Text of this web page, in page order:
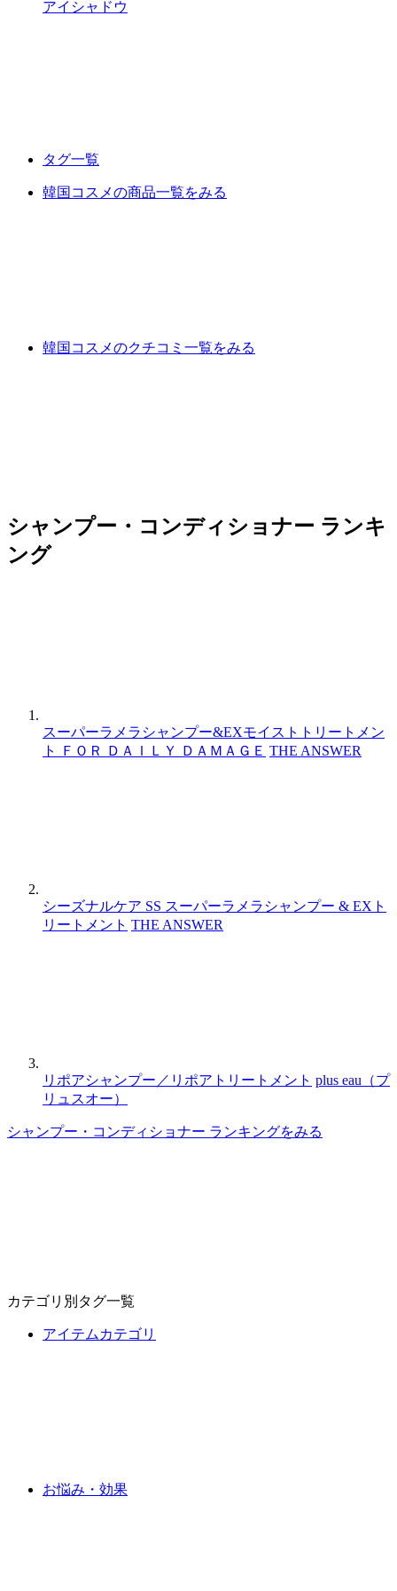
アイシャドウ
タグ一覧
韓国コスメの商品一覧をみる
韓国コスメのクチコミ一覧をみる
シャンプー・コンディショナー ランキ
ング
スーパーラメラシャンプー&EXモイストトリートメン
ト ＦＯＲ ＤＡＩＬＹ ＤＡＭＡＧＥ THE ANSWER
シーズナルケア SS スーパーラメラシャンプー & EXト
リートメント THE ANSWER
リポアシャンプー／リポアトリートメント plus eau（プ
リュスオー）
シャンプー・コンディショナー ランキングをみる
カテゴリ別タグ一覧
アイテムカテゴリ
お悩み・効果